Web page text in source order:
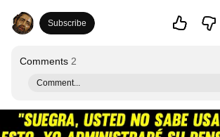
Subscribe
Comments 2
Comment...